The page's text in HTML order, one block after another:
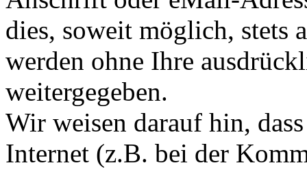
dies, soweit möglich, stets
werden ohne Ihre
weitergegeben.
Wir weisen darauf hin,
Internet (z.B. bei der